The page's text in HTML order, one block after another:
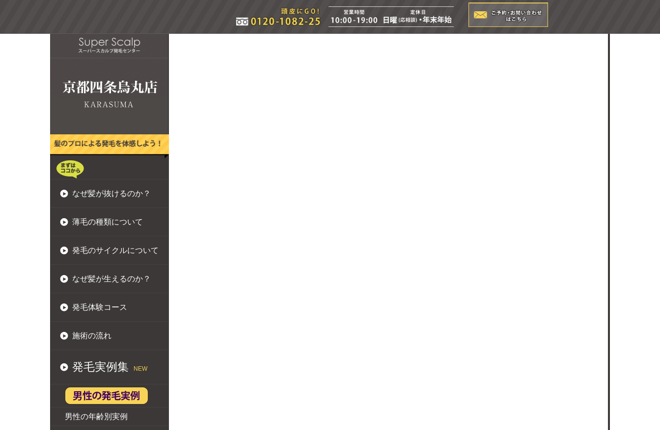
なぜ髪が抜けるのか？
薄毛の種類について
発毛のサイクルについて
なぜ髪が生えるのか？
発毛体験コース
施術の流れ
発毛実例集 NEW
男性の年齢別実例